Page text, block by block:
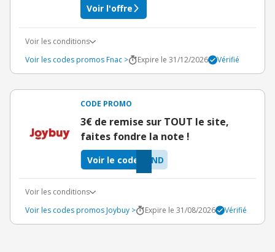
Voir l'offre
Voir les conditions
Voir les codes promos Fnac >
Expire le 31/12/2026 Vérifié
CODE PROMO
3€ de remise sur TOUT le site,
faites fondre la note !
VND
Voir le code
Voir les conditions
Voir les codes promos Joybuy >
Expire le 31/08/2026 Vérifié